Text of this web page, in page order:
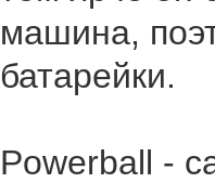
машина,
батарейки.
Powerball -